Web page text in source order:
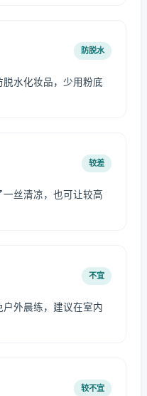
防脱水
水化妆品，少用粉底
较差
丝清凉，也可让较高
不宜
外晨练，建议在室内
较不宜